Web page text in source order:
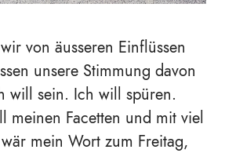
von äusseren Einflüssen
unsere Stimmung davon
will sein. Ich will spüren.
meinen Facetten und mit viel
mein Wort zum Freitag,